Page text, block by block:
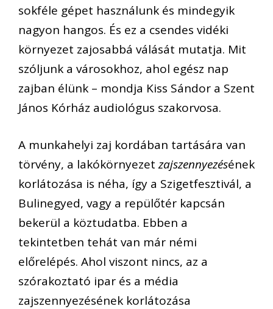
sokféle gépet használunk és mindegyik
nagyon hangos. És ez a csendes vidéki
környezet zajosabbá válását mutatja. Mit
szóljunk a városokhoz, ahol egész nap
zajban élünk – mondja Kiss Sándor a Szent
János Kórház audiológus szakorvosa.
A munkahelyi zaj kordában tartására van
törvény, a lakókörnyezetzajszennyezésének
korlátozása is néha, így a Szigetfesztivál, a
Bulinegyed, vagy a repülőtér kapcsán
bekerül a köztudatba. Ebben a
tekintetben tehát van már némi
előrelépés. Ahol viszont nincs, az a
szórakoztató ipar és a média
zajszennyezésének korlátozása